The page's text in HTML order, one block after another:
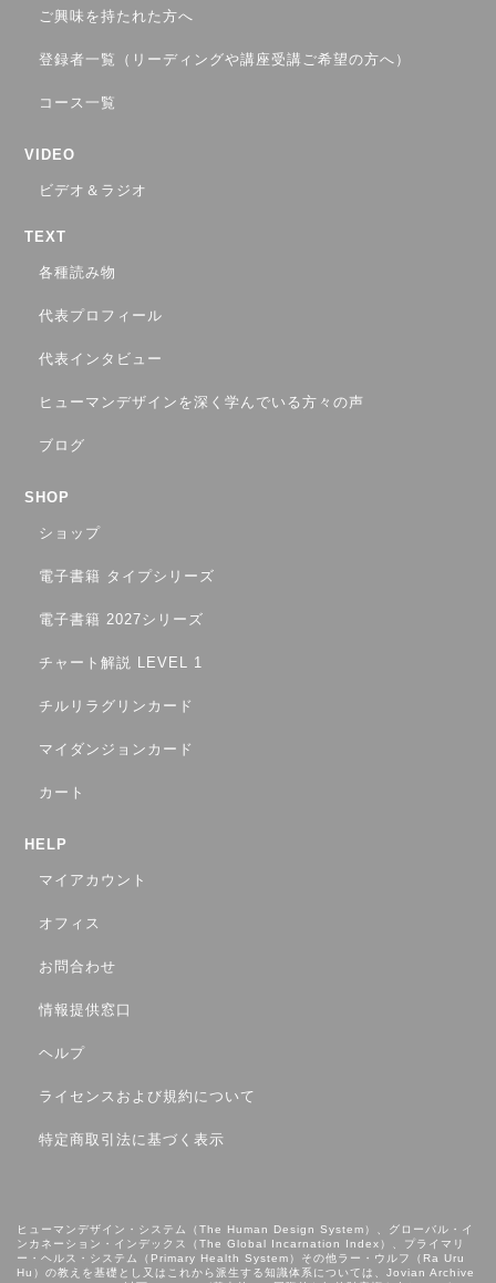
ご興味を持たれた方へ
登録者一覧（リーディングや講座受講ご希望の方へ）
コース一覧
VIDEO
ビデオ＆ラジオ
TEXT
各種読み物
代表プロフィール
代表インタビュー
ヒューマンデザインを深く学んでいる方々の声
ブログ
SHOP
ショップ
電子書籍 タイプシリーズ
電子書籍 2027シリーズ
チャート解説 LEVEL 1
チルリラグリンカード
マイダンジョンカード
カート
HELP
マイアカウント
オフィス
お問合わせ
情報提供窓口
ヘルプ
ライセンスおよび規約について
特定商取引法に基づく表示
ヒューマンデザイン・システム（The Human Design System）、グローバル・イ
ンカネーション・インデックス（The Global Incarnation Index）、プライマリ
ー・ヘルス・システム（Primary Health System）その他ラー・ウルフ（Ra Uru
Hu）の教えを基礎とし⼜はこれから派⽣する知識体系については、Jovian Archive